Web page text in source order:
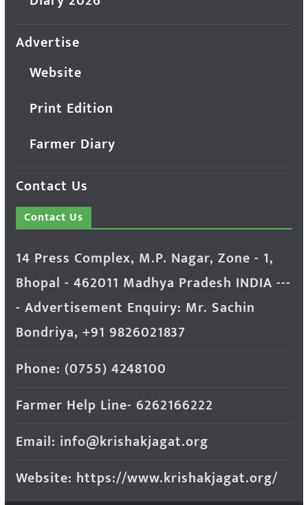
Advertise
Website
Print Edition
Farmer Diary
Contact Us
Contact Us
14 Press Complex, M.P. Nagar, Zone - 1,
Bhopal - 462011 Madhya Pradesh INDIA ---
- Advertisement Enquiry: Mr. Sachin
Bondriya, +91 9826021837
Phone: (0755) 4248100
Farmer Help Line- 6262166222
Email: info@krishakjagat.org
Website: https://www.krishakjagat.org/